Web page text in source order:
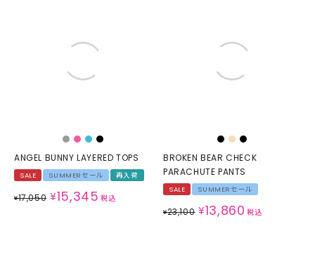
ANGEL BUNNY LAYERED TOPS
SALE SUMMERセール 再入荷
¥17,050 ¥15,345 税込
BROKEN BEAR CHECK
PARACHUTE PANTS
SALE SUMMERセール
¥23,100 ¥13,860 税込